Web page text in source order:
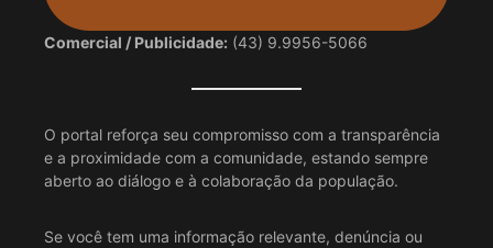
Comercial / Publicidade: (43) 9.9956-5066
O portal reforça seu compromisso com a transparência
e a proximidade com a comunidade, estando sempre
aberto ao diálogo e à colaboração da população.
Se você tem uma informação relevante, denúncia ou